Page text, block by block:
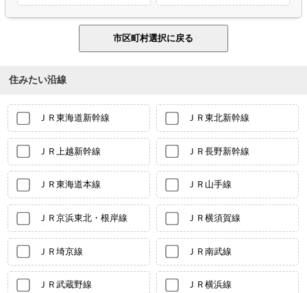
住みたい沿線
ＪＲ東海道新幹線 ＪＲ東北新幹線
ＪＲ上越新幹線 ＪＲ長野新幹線
ＪＲ東海道本線 ＪＲ山手線
ＪＲ京浜東北・根岸線 ＪＲ横須賀線
ＪＲ埼京線 ＪＲ南武線
ＪＲ武蔵野線 ＪＲ横浜線